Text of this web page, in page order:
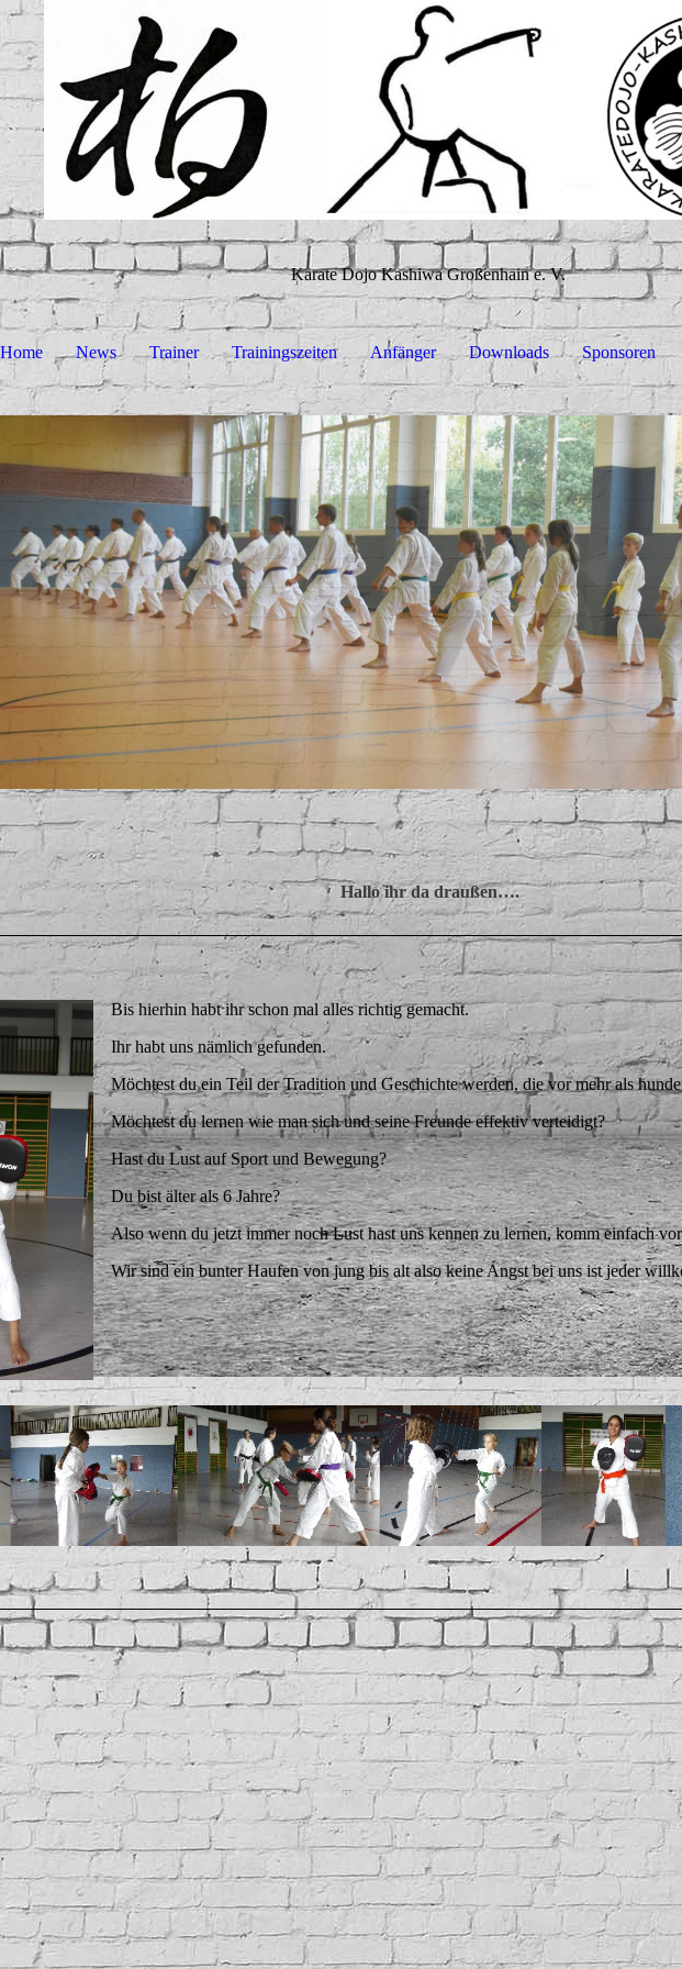
Karate Dojo Kashiwa Großenhain e. V.
Home News Trainer Trainingszeiten Anfänger Downloads Sponsoren
Hallo ihr da draußen….
Bis hierhin habt ihr schon mal alles richtig gemacht.
Ihr habt uns nämlich gefunden.
Möchtest du ein Teil der Tradition und Geschichte werden, die vor mehr als
Möchtest du lernen wie man sich und seine Freunde effektiv verteidigt?
Hast du Lust auf Sport und Bewegung?
Du bist älter als 6 Jahre?
Also wenn du jetzt immer noch Lust hast uns kennen zu lernen, komm einfach
Wir sind ein bunter Haufen von jung bis alt also keine Angst bei uns ist jeder